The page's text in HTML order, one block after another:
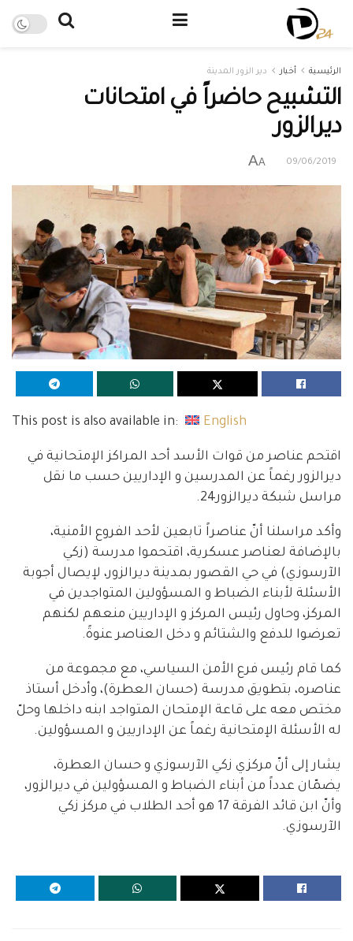
الرئيسية أخبار دير الزور المدينة
التشبيح حاضراً في امتحانات
ديرالزور
09/06/2019
A
A
This post is also available in: English
اقتحم عناصر من قوات الأسد أحد المراكز الإمتحانية في
ديرالزور رغماً عن المدرسين و الإداريين حسب ما نقل
مراسل شبكة ديرالزور24.
وأكد مراسلنا أنّ عناصراً تابعين لأحد الفروع الأمنية،
بالإضافة لعناصر عسكرية، اقتحموا مدرسة (زكي
الآرسوزي) في حي القصور بمدينة ديرالزور، لإيصال أجوبة
الأسئلة لأبناء الضباط و المسؤولين المتواجدين في
المركز، وحاول رئيس المركز و الإداريين منعهم لكنهم
تعرضوا للدفع والشتائم و دخل العناصر عنوةً.
كما قام رئيس فرع الأمن السياسي، مع مجموعة من
عناصره، بتطويق مدرسة (حسان العطرة)، وأدخل أستاذ
مختص معه على قاعة الإمتحان المتواجد ابنه داخلها وحلّ
له الأسئلة الإمتحانية رغماً عن الإداريين و المسؤولين.
يشار إلى أنّ مركزي زكي الآرسوزي و حسان العطرة،
يضمّان عدداً من أبناء الضباط و المسؤولين في ديرالزور،
وأنّ ابن قائد الفرقة 17 هو أحد الطلاب في مركز زكي
الآرسوزي.